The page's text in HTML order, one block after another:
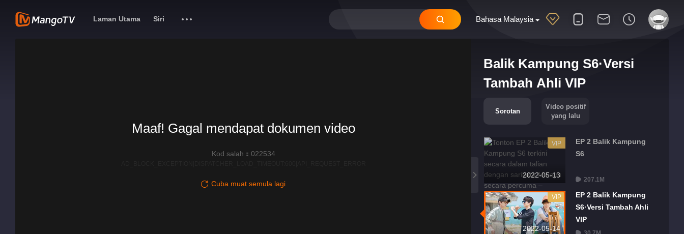
Bahasa Malaysia
Laman Utama Siri
Balik Kampung S6·Versi
Tambah Ahli VIP
Sorotan
Video positif
yang lalu
2022-05-13
VIP
EP 2 Balik Kampung
S6
207.1M
2022-05-14
VIP
EP 2 Balik Kampung
S6·Versi Tambah Ahli
VIP
Maaf! Gagal mendapat dokumen video
Kod salah：022534
Cuba muat semula lagi